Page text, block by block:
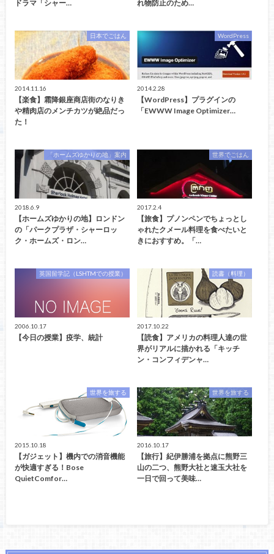
ドラマ「シャー…
れ物防止のため…
日本でごはん
2014.11.16
【楽食】霜降銀座商店街のなりき
や精肉店のメンチカツが絶品だっ
た！
WordPress
2014.2.28
【WordPress】プラグインの
「EWWW Image Optimizer…
「ホームズゆかりの地」案内
2018.6.9
【ホームズゆかりの地】ロンドン
の「パークプラザ・シャーロッ
ク・ホームズ・ロン…
世界でごはん
2017.2.4
【旅食】プノンペンでちょっとし
ゃれたクメール料理を食べたいと
きにおすすめ。「…
英国留学記（LSHTMでの授業）
2006.10.17
【今日の授業】疫学、統計
読書（料理）
2017.10.22
【読食】アメリカの料理人達の世
界がリアルに描かれる「キッチ
ン・コンフィデンャ…
世界を旅する
2015.10.18
【ガジェット】機内での消音機能
が快適すぎる！Bose
QuietComfor…
世界を旅する
2016.10.17
【旅行】紀伊勝浦を拠点に熊野三
山の二つ、熊野大社と速玉大社を
一日で回って美味…